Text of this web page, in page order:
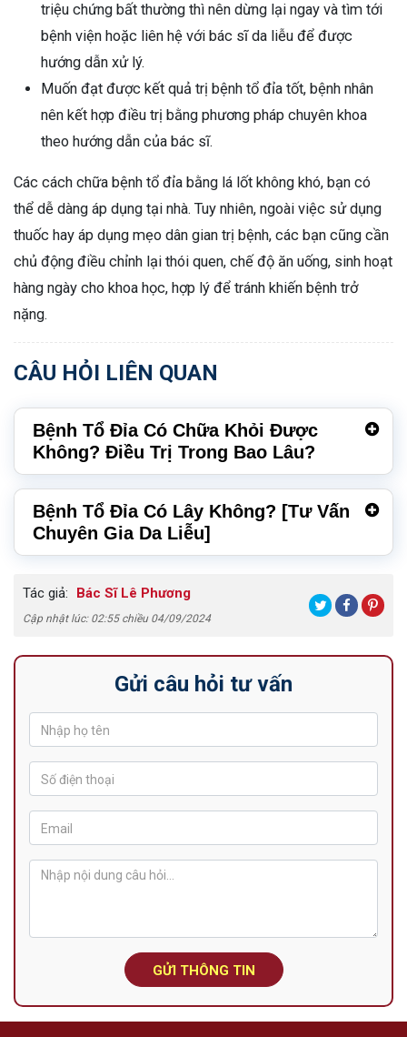
triệu chứng bất thường thì nên dừng lại ngay và tìm tới
bệnh viện hoặc liên hệ với bác sĩ da liễu để được
hướng dẫn xử lý.
Muốn đạt được kết quả trị bệnh tổ đỉa tốt, bệnh nhân
nên kết hợp điều trị bằng phương pháp chuyên khoa
theo hướng dẫn của bác sĩ.
Các cách chữa bệnh tổ đỉa bằng lá lốt không khó, bạn có
thể dễ dàng áp dụng tại nhà. Tuy nhiên, ngoài việc sử dụng
thuốc hay áp dụng mẹo dân gian trị bệnh, các bạn cũng cần
chủ động điều chỉnh lại thói quen, chế độ ăn uống, sinh hoạt
hàng ngày cho khoa học, hợp lý để tránh khiến bệnh trở
nặng.
CÂU HỎI LIÊN QUAN
Bệnh Tổ Đỉa Có Chữa Khỏi Được
Không? Điều Trị Trong Bao Lâu?
Bệnh Tổ Đỉa Có Lây Không? [Tư Vấn
Chuyên Gia Da Liễu]
Tác giả: Bác Sĩ Lê Phương
Cập nhật lúc: 02:55 chiều 04/09/2024
Gửi câu hỏi tư vấn
GỬI THÔNG TIN